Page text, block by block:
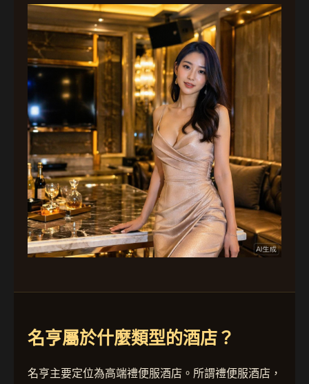
名亨屬於什麼類型的酒店？
名亨主要定位為高端禮便服酒店。所謂禮便服酒店，